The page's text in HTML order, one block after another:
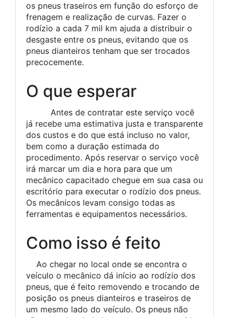
os pneus traseiros em função do esforço de
frenagem e realização de curvas. Fazer o
rodízio a cada 7 mil km ajuda a distribuir o
desgaste entre os pneus, evitando que os
pneus dianteiros tenham que ser trocados
precocemente.
O que esperar
Antes de contratar este serviço você
já recebe uma estimativa justa e transparente
dos custos e do que está incluso no valor,
bem como a duração estimada do
procedimento. Após reservar o serviço você
irá marcar um dia e hora para que um
mecânico capacitado chegue em sua casa ou
escritório para executar o rodízio dos pneus.
Os mecânicos levam consigo todas as
ferramentas e equipamentos necessários.
Como isso é feito
Ao chegar no local onde se encontra o
veículo o mecânico dá início ao rodízio dos
pneus, que é feito removendo e trocando de
posição os pneus dianteiros e traseiros de
um mesmo lado do veículo. Os pneus não